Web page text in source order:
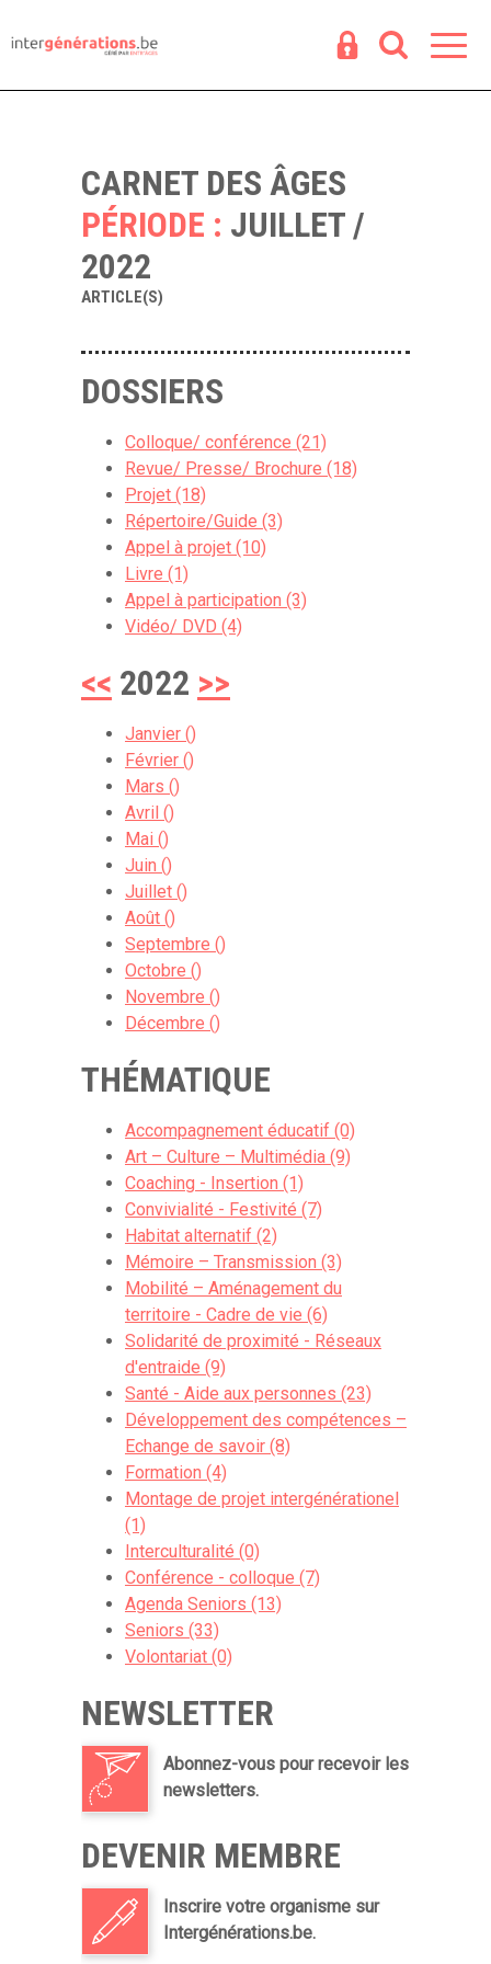
CARNET DES ÂGES
PÉRIODE : JUILLET /
2022
ARTICLE(S)
DOSSIERS
Colloque/ conférence (21)
Revue/ Presse/ Brochure (18)
Projet (18)
Répertoire/Guide (3)
Appel à projet (10)
Livre (1)
Appel à participation (3)
Vidéo/ DVD (4)
<< 2022 >>
Janvier ()
Février ()
Mars ()
Avril ()
Mai ()
Juin ()
Juillet ()
Août ()
Septembre ()
Octobre ()
Novembre ()
Décembre ()
THÉMATIQUE
Accompagnement éducatif (0)
Art – Culture – Multimédia (9)
Coaching - Insertion (1)
Convivialité - Festivité (7)
Habitat alternatif (2)
Mémoire – Transmission (3)
Mobilité – Aménagement du
territoire - Cadre de vie (6)
Solidarité de proximité - Réseaux
d'entraide (9)
Santé - Aide aux personnes (23)
Développement des compétences –
Echange de savoir (8)
Formation (4)
Montage de projet intergénérationel
(1)
Interculturalité (0)
Conférence - colloque (7)
Agenda Seniors (13)
Seniors (33)
Volontariat (0)
NEWSLETTER
Abonnez-vous pour recevoir les
newsletters.
DEVENIR MEMBRE
Inscrire votre organisme sur
Intergénérations.be.